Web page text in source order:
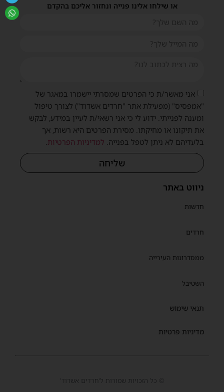
ניווט באתר
חדשות
חרדים
ממסדרונות העירייה
השטיבל
תנאי שימוש
מדיניות פרטיות
או שילחו אלינו פנייה ונחזור אליכם בהקדם
אני מאשר/ת כי הפרטים שמסרתי יישמרו במאגר של
"אמפסיס" (מפעילת אתר "חרדים אשדוד") לצורך טיפול
ומענה לפנייתי. ידוע לי כי אני רשאי/ת לעיין במידע, לבקש
את תיקונו או מחיקתו. מסירת הפרטים היא רשות, אך
בלעדיהם לא ניתן לטפל בפנייה. למדיניות הפרטיות.
שליחה
© כל הזכויות שמורות ל'חרדים אשדוד'